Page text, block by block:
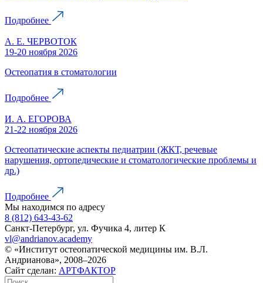
Подробнее
А. Е. ЧЕРВОТОК
19-20 ноября 2026
Остеопатия в стоматологии
Подробнее
И. А. ЕГОРОВА
21-22 ноября 2026
Остеопатические аспекты педиатрии (ЖКТ, речевые
нарушения, ортопедические и стоматологические проблемы и
др.)
Подробнее
Мы находимся по адресу
8 (812) 643-43-62
Санкт-Петербург, ул. Фучика 4, литер К
vl@andrianov.academy
© «Институт остеопатической медицины им. В.Л.
Андрианова», 2008–2026
Сайт сделан: АРТФАКТОР